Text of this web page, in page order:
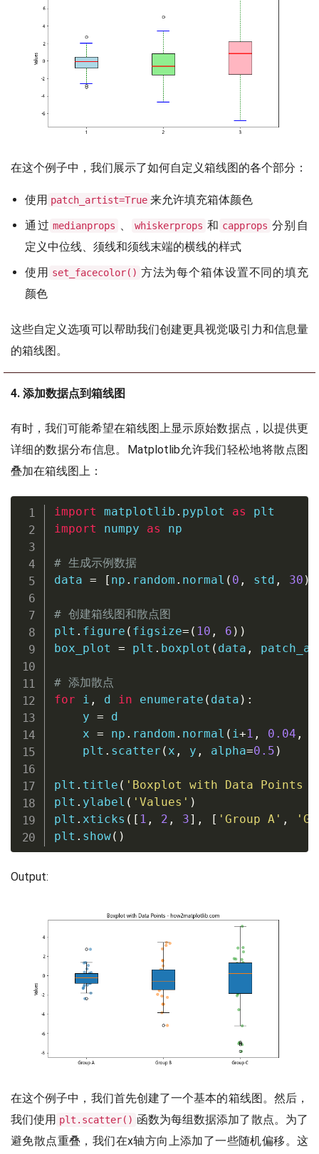
在这个例子中，我们展示了如何自定义箱线图的各个部分：
使用 patch_artist=True 来允许填充箱体颜色
通过 medianprops 、 whiskerprops 和 capprops 分别自
定义中位线、须线和须线末端的横线的样式
使用 set_facecolor() 方法为每个箱体设置不同的填充
颜色
这些自定义选项可以帮助我们创建更具视觉吸引力和信息量
的箱线图。
4. 添加数据点到箱线图
有时，我们可能希望在箱线图上显示原始数据点，以提供更
详细的数据分布信息。Matplotlib允许我们轻松地将散点图
叠加在箱线图上：
import matplotlib . pyplot as
import numpy as np
# 生成示例数据
data = [ np . random . normal ( 0 , std , 30 )
# 创建箱线图和散点图
plt . figure ( figsize= ( 10 , 6 ) )
box_plot = plt . boxplot ( data ,
# 添加散点
for i , d in enumerate ( data ) :
    y
= d
    x
= np . random . normal ( i+1 , 0.04 ,
    plt
. scatter ( x , y , alpha=0.5 )
plt . title ( 'Boxplot with Data Points -
plt . ylabel ( 'Values' )
plt . xticks ( [ 1 , 2 , 3] , [ 'Group A' ,
plt . show( )
Output:
在这个例子中，我们首先创建了一个基本的箱线图。然后，
我们使用 plt.scatter() 函数为每组数据添加了散点。为了
避免散点重叠，我们在x轴方向上添加了一些随机偏移。这